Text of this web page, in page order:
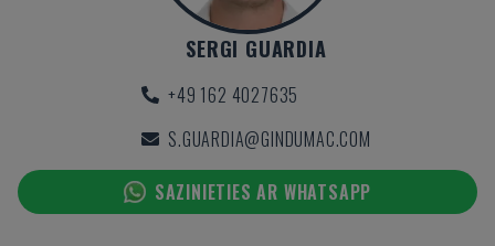
SERGI GUARDIA
+49 162 4027635
S.GUARDIA@GINDUMAC.COM
SAZINIETIES AR WHATSAPP